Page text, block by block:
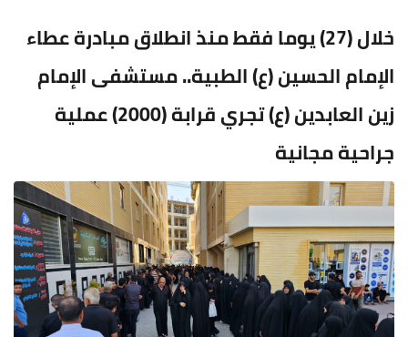
خلال (27) يوما فقط منذ انطلاق مبادرة عطاء
الإمام الحسين (ع) الطبية.. مستشفى الإمام
زين العابدين (ع) تجري قرابة (2000) عملية
جراحية مجانية